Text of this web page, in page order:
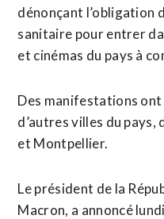
dénonçant l’obligation
sanitaire pour entrer
et cinémas du pays à
Des manifestations ont
d’autres villes du
et Montpellier.
Le président de la
Macron, a annoncé